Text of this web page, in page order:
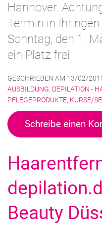
Hannover.
Termin in
Sonntag, den 1.
ein Platz frei.
GESCHRIEBEN AM 13/02/
AUSBILDUNG, DEPILATION -
PFLEGEPRODUKTE, KURSE/
Schreibe einen
Beauty